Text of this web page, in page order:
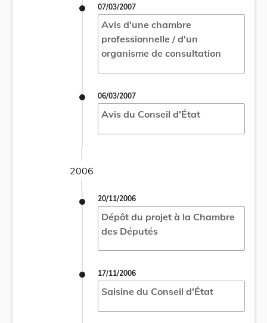
07/03/2007
Avis d'une chambre
professionnelle / d'un
organisme de consultation
06/03/2007
Avis du Conseil d'État
2006
20/11/2006
Dépôt du projet à la Chambre
des Députés
17/11/2006
Saisine du Conseil d'État